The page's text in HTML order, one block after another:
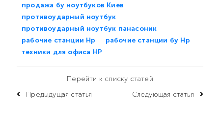
продажа бу ноутбуков Киев
противоударный ноутбук
противоударный ноутбук панасоник
рабочие станции Hp
рабочие станции бу Hp
техники для офиса HP
Предыдущая статья
Перейти к списку статей
Следующая статья